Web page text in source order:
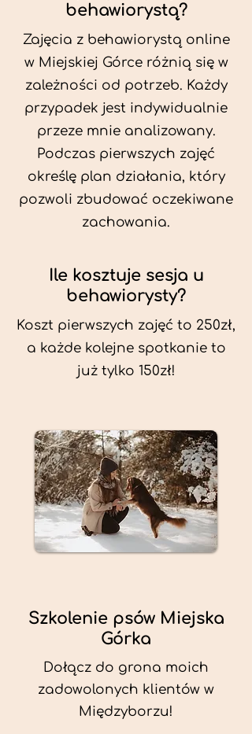
behawiorystą?
Zajęcia z behawiorystą online
w Miejskiej Górce różnią się w
zależności od potrzeb. Każdy
przypadek jest indywidualnie
przeze mnie analizowany.
Podczas pierwszych zajęć
określę plan działania, który
pozwoli zbudować oczekiwane
zachowania.
Ile kosztuje sesja u
behawiorysty?
Koszt pierwszych zajęć to 250zł,
a każde kolejne spotkanie to
już tylko 150zł!
Szkolenie psów Miejska
Górka
Dołącz do grona moich
zadowolonych klientów w
Międzyborzu!